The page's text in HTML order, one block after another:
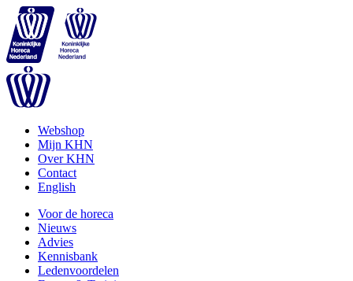
Webshop
Mijn KHN
Over KHN
Contact
English
Voor de horeca
Nieuws
Advies
Kennisbank
Ledenvoordelen